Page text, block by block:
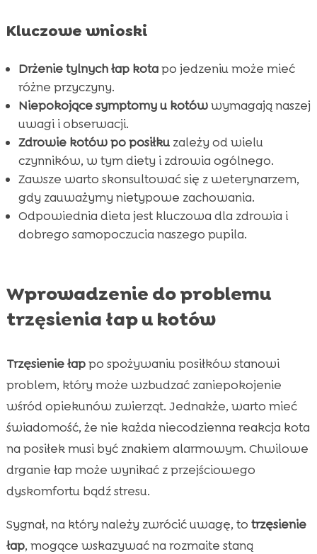
 Wpływ stresu na zdrowie kota
Choroby metaboliczne i ich wpływ na
zdrowie kota
Znaczenie odpowiedniej higieny dla zdrowia
kota
Wpływ aktywności fizyczna na zdrowie kota
 Znaczenie wprowadzenia rutyny dla kotów
 Popularne schorzenia starszych kotów
 Zdrowie stomatologiczne a ogólne
samopoczucie kota
Kluczowe wnioski
Drżenie tylnych łap kotapo jedzeniu może mieć
różne przyczyny.
Niepokojące symptomy u kotówwymagają naszej
uwagi i obserwacji.
Zdrowie kotów po posiłkuzależy od wielu
czynników, w tym diety i zdrowia ogólnego.
Zawsze warto skonsultować się z weterynarzem,
gdy zauważymy nietypowe zachowania.
Odpowiednia dieta jest kluczowa dla zdrowia i
dobrego samopoczucia naszego pupila.
Wprowadzenie do problemu
trzęsienia łap u kotów
Trzęsienie łappo spożywaniu posiłków stanowi
problem, który może wzbudzać zaniepokojenie
wśród opiekunów zwierząt. Jednakże, warto mieć
świadomość, że nie każda niecodzienna reakcja kota
na posiłek musi być znakiem alarmowym. Chwilowe
drganie łap może wynikać z przejściowego
dyskomfortu bądź stresu.
Sygnał, na który należy zwrócić uwagę, to trzęsienie
łap, mogące wskazywać na rozmaite staną